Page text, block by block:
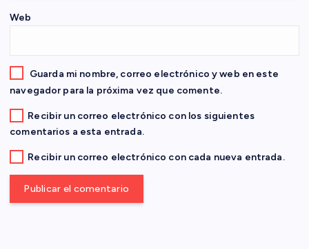
r
a
d
a
s
Web
Guarda mi nombre, correo electrónico y web en este
navegador para la próxima vez que comente.
Recibir un correo electrónico con los siguientes
comentarios a esta entrada.
Recibir un correo electrónico con cada nueva entrada.